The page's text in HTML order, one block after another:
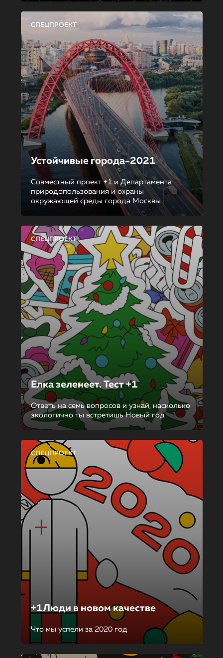
СПЕЦПРОЕКТ
Устойчивые города-2021
Совместный проект +1 и Департамента
природопользования и охраны
окружающей среды города Москвы
СПЕЦПРОЕКТ
Елка зеленеет. Тест +1
Ответь на семь вопросов и узнай, насколько
экологично ты встретишь Новый год
СПЕЦПРОЕКТ
+1Люди в новом качестве
Что мы успели за 2020 год